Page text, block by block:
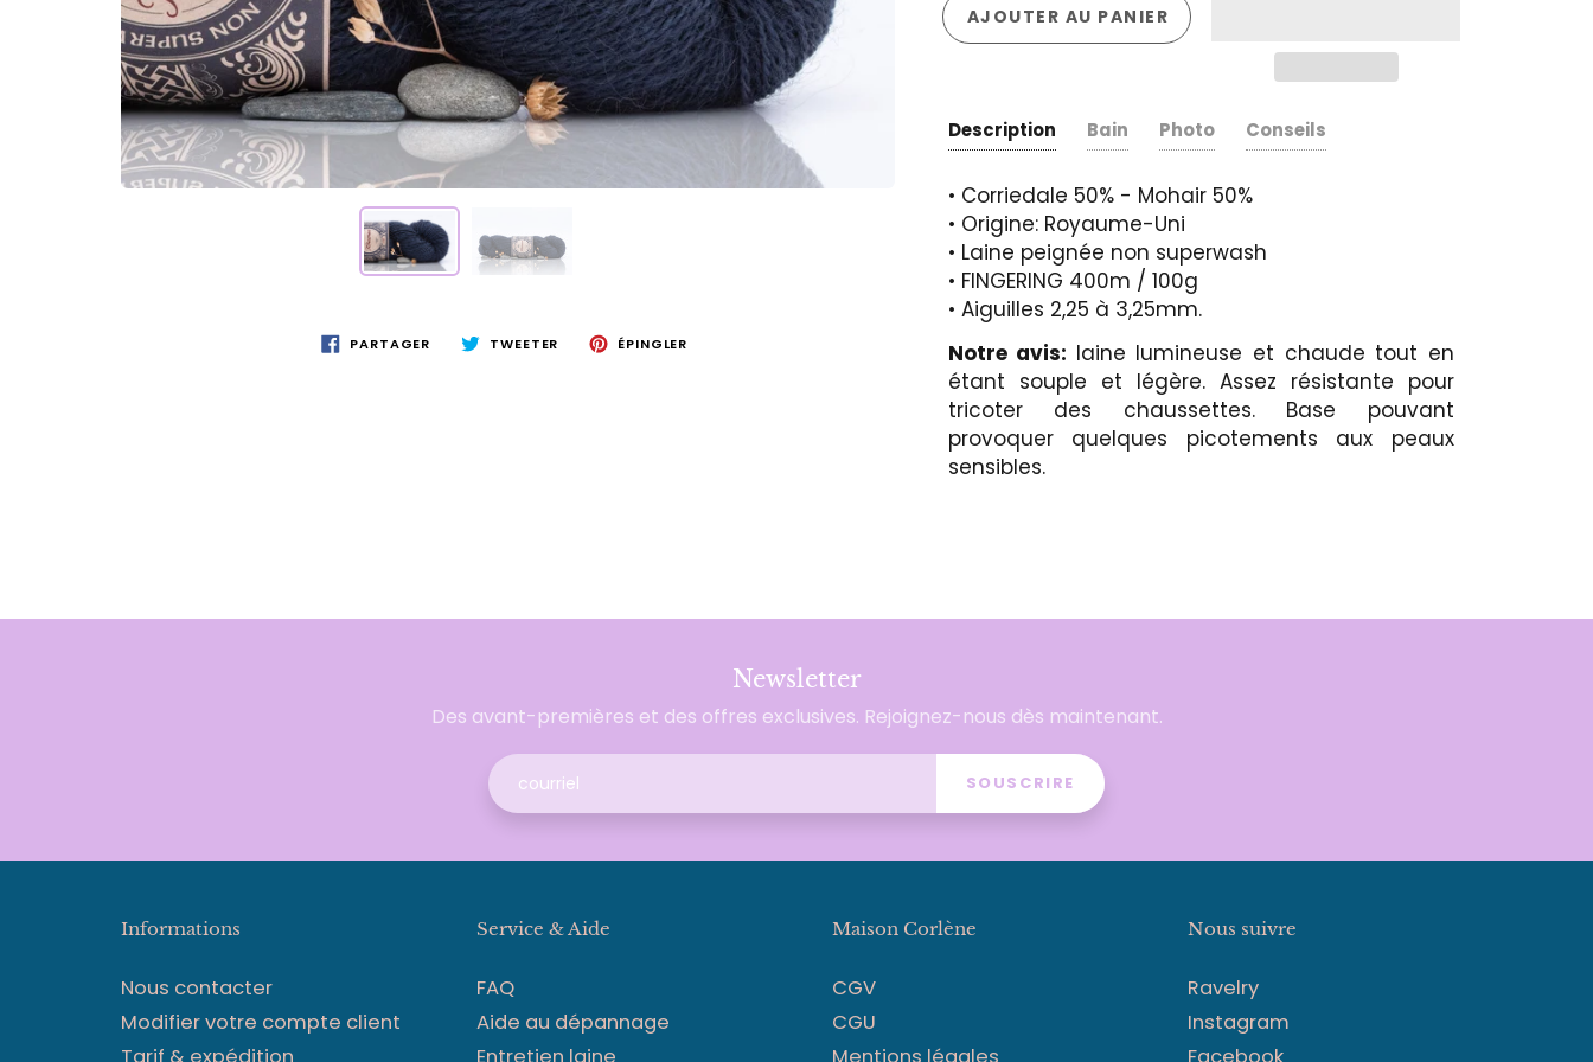
PARTAGER TWEETER ÉPINGLER
AJOUTER AU PANIER
Description
• Corriedale 50% - Mohair 50%
• Origine: Royaume-Uni
• Laine peignée non superwash
• FINGERING 400m / 100g
• Aiguilles 2,25 à 3,25mm.
Notre avis: laine lumineuse et chaude tout en
étant souple et légère. Assez résistante pour
tricoter des chaussettes. Base pouvant
provoquer quelques picotements aux peaux
sensibles.
Bain Photo Conseils
Newsletter
Des avant-premières et des offres exclusives. Rejoignez-nous dès maintenant.
SOUSCRIRE
Informations
Nous contacter
Modifier votre compte client
Tarif & expédition
Service & Aide
FAQ
Aide au dépannage
Entretien laine
Maison Corlène
CGV
CGU
Mentions légales
Nous suivre
Ravelry
Instagram
Facebook